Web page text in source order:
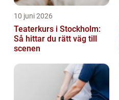
10 juni 2026
Teaterkurs i Stockholm:
Så hittar du rätt väg till
scenen